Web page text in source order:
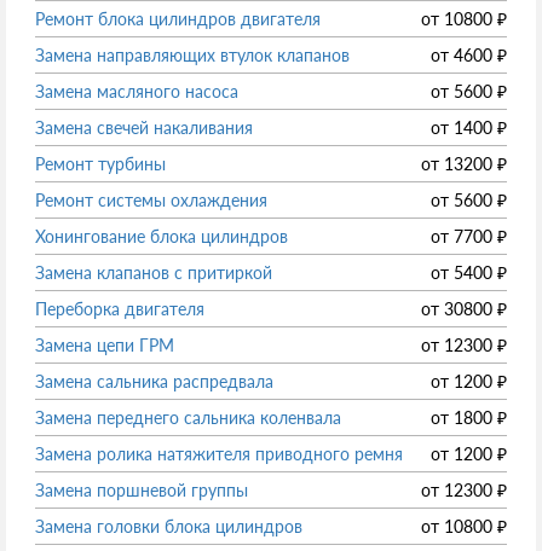
Ремонт блока цилиндров двигателя
от 10800 ₽
Замена направляющих втулок клапанов
от 4600 ₽
Замена масляного насоса
от 5600 ₽
Замена свечей накаливания
от 1400 ₽
Ремонт турбины
от 13200 ₽
Ремонт системы охлаждения
от 5600 ₽
Хонингование блока цилиндров
от 7700 ₽
Замена клапанов с притиркой
от 5400 ₽
Переборка двигателя
от 30800 ₽
Замена цепи ГРМ
от 12300 ₽
Замена сальника распредвала
от 1200 ₽
Замена переднего сальника коленвала
от 1800 ₽
Замена ролика натяжителя приводного ремня
от 1200 ₽
Замена поршневой группы
от 12300 ₽
Замена головки блока цилиндров
от 10800 ₽